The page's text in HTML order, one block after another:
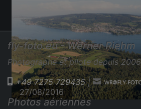
27/08/2016
27/08/2016
27/08/2016
27/08/2016
27/08/2016
27/08/2016
fly-foto.eu - Werner Riehm
Photographe et pilote depuis 2006
+49 7275 729435|
Photos aériennes